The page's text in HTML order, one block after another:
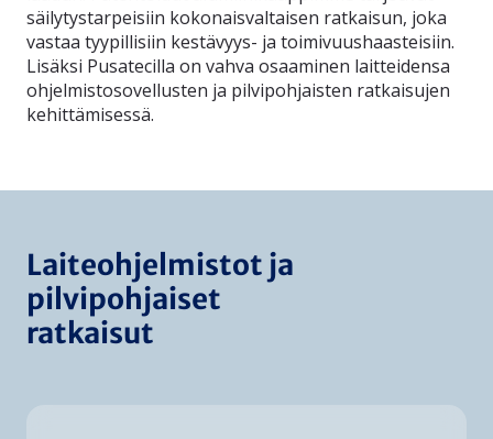
säilytystarpeisiin kokonaisvaltaisen ratkaisun, joka
vastaa tyypillisiin kestävyys- ja toimivuushaasteisiin.
Lisäksi Pusatecilla on vahva osaaminen laitteidensa
ohjelmistosovellusten ja pilvipohjaisten ratkaisujen
kehittämisessä.
Laiteohjelmistot ja
pilvipohjaiset
ratkaisut